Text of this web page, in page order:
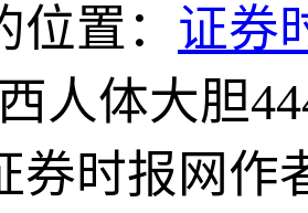
置： 证券
人体大胆
券时报网作